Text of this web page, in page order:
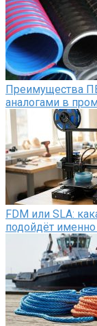
Преимущества
аналогами в
FDM или SLA:
подойдёт